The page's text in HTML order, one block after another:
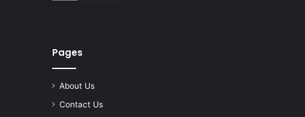
Pages
About Us
Contact Us